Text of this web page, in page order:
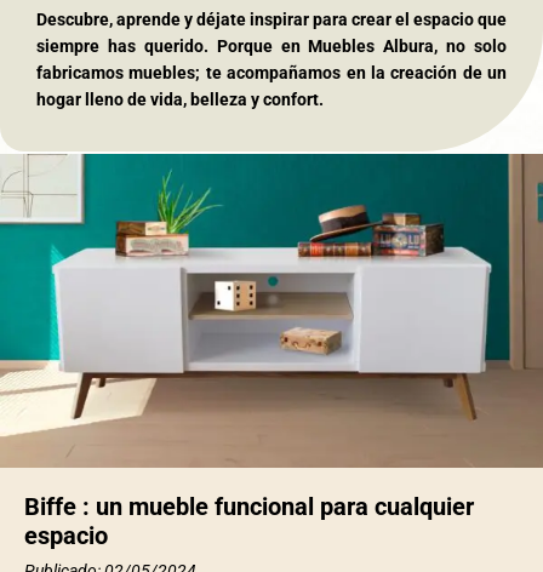
Descubre, aprende y déjate inspirar para crear el espacio que
siempre has querido. Porque en Muebles Albura, no solo
fabricamos muebles; te acompañamos en la creación de un
hogar lleno de vida, belleza y confort.
Biffe : un mueble funcional para cualquier
espacio